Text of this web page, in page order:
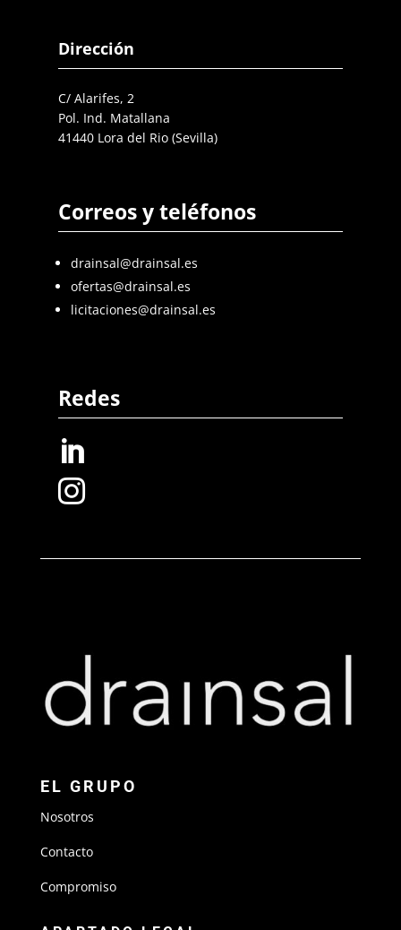
Dirección
C/ Alarifes, 2
Pol. Ind. Matallana
41440 Lora del Rio (Sevilla)
Correos y teléfonos
drainsal@drainsal.es
ofertas@drainsal.es
licitaciones@drainsal.es
Redes


EL GRUPO
Nosotros
Contacto
Compromiso